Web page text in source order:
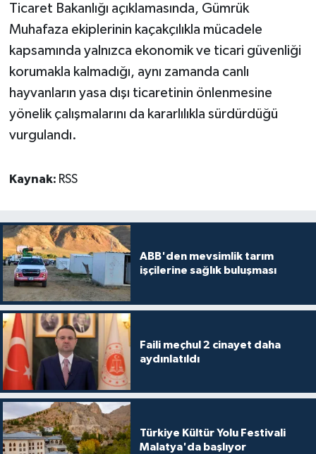
Ticaret Bakanlığı açıklamasında, Gümrük
Muhafaza ekiplerinin kaçakçılıkla mücadele
kapsamında yalnızca ekonomik ve ticari güvenliği
korumakla kalmadığı, aynı zamanda canlı
hayvanların yasa dışı ticaretinin önlenmesine
yönelik çalışmalarını da kararlılıkla sürdürdüğü
vurgulandı.
Kaynak: RSS
ABB'den mevsimlik tarım
işçilerine sağlık buluşması
Faili meçhul 2 cinayet daha
aydınlatıldı
Türkiye Kültür Yolu Festivali
Malatya'da başlıyor